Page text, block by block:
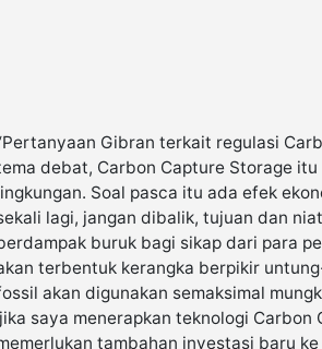
Gibran terkait regulasi
debat, Carbon Capture Storage
Soal pasca itu ada efek
lagi, jangan dibalik, tujuan dan
buruk bagi sikap dari para
terbentuk kerangka berpikir
akan digunakan semaksimal
saya menerapkan teknologi
tambahan investasi baru